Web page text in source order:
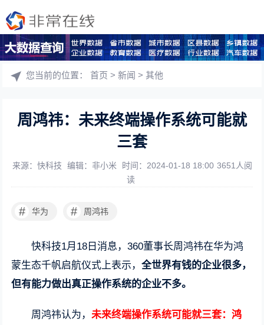
您当前的位置：首页 >新闻 >其他
周鸿祎：未来终端操作系统可能就
三套
来源：快科技 编辑：非小米 时间：2024-01-18 18:00 3651人阅
读
# 华为 # 周鸿祎
快科技1月18日消息，360董事长周鸿祎在华为鸿
蒙生态千帆启航仪式上表示，全世界有钱的企业很多，
但有能力做出真正操作系统的企业不多。
周鸿祎认为，未来终端操作系统可能就三套：鸿